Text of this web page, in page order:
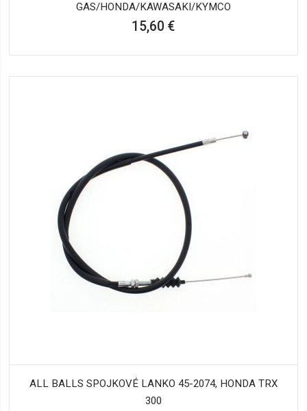
GAS/HONDA/KAWASAKI/KYMCO
15,60 €
ALL BALLS SPOJKOVÉ LANKO 45-2074, HONDA TRX
300